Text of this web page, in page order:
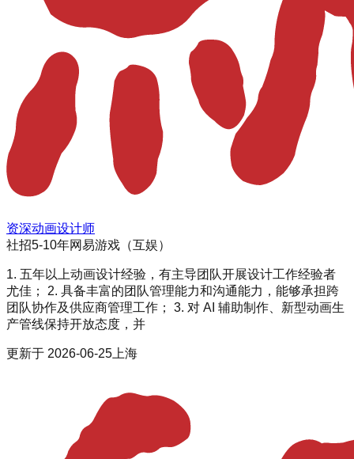
资深动画设计师
社招5-10年网易游戏（互娱）
1. 五年以上动画设计经验，有主导团队开展设计工作经验者
尤佳； 2. 具备丰富的团队管理能力和沟通能力，能够承担跨
团队协作及供应商管理工作； 3. 对 AI 辅助制作、新型动画生
产管线保持开放态度，并
更新于 2026-06-25 上海